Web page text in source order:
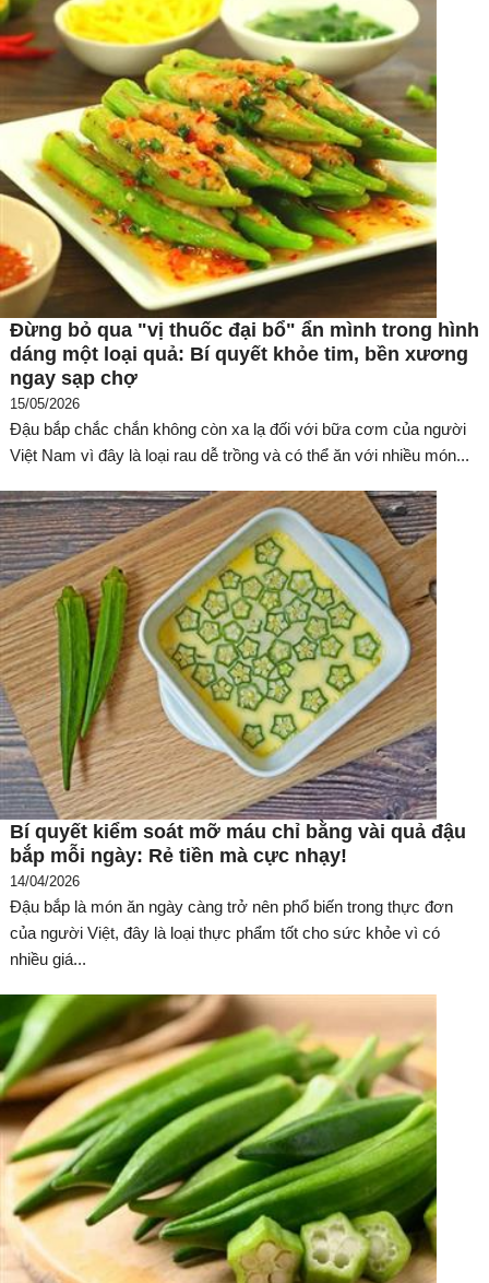
Đừng bỏ qua "vị thuốc đại bổ" ẩn mình trong hình
dáng một loại quả: Bí quyết khỏe tim, bền xương
ngay sạp chợ
15/05/2026
Đậu bắp chắc chắn không còn xa lạ đối với bữa cơm của người
Việt Nam vì đây là loại rau dễ trồng và có thể ăn với nhiều món...
Bí quyết kiểm soát mỡ máu chỉ bằng vài quả đậu
bắp mỗi ngày: Rẻ tiền mà cực nhạy!
14/04/2026
Đậu bắp là món ăn ngày càng trở nên phổ biến trong thực đơn
của người Việt, đây là loại thực phẩm tốt cho sức khỏe vì có
nhiều giá...